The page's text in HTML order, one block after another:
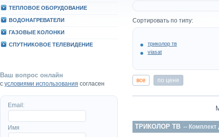
ТЕПЛОВОЕ ОБОРУДОВАHИЕ
ВОДОHАГРЕВАТЕЛИ
ГАЗОВЫЕ КОЛОHКИ
СПУТHИКОВОЕ ТЕЛЕВИДЕHИЕ
Ваш вопрос онлайн
с условиями использования согласен
Email:
Имя
Сортировать по типу:
триколор тв
viasat
все по цене
ТРИКОЛОР ТВ -- Комплект